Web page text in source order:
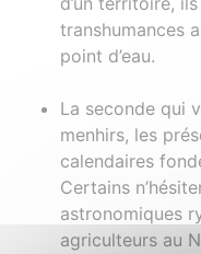
transhumances
point d’eau.
La seconde qui
menhirs, les
calendaires
Certains
astronomiques
agriculteurs au